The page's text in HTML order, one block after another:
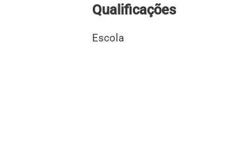
Qualificações
Escola